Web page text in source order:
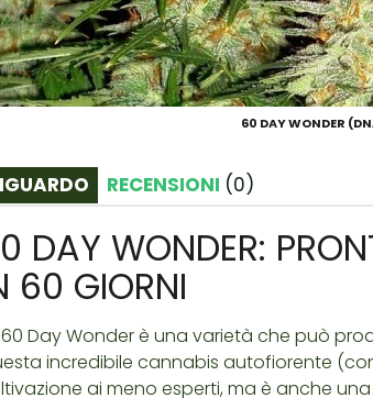
60 DAY WONDER
RECENSIONI (0)
DAY WONDER:
60 GIORNI
60 Day Wonder è una varietà che può
incredibile cannabis autofiorente
ai meno esperti, ma è anche